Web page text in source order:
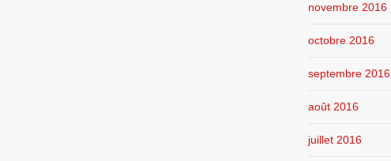
novembre 2016
octobre 2016
septembre 2016
août 2016
juillet 2016